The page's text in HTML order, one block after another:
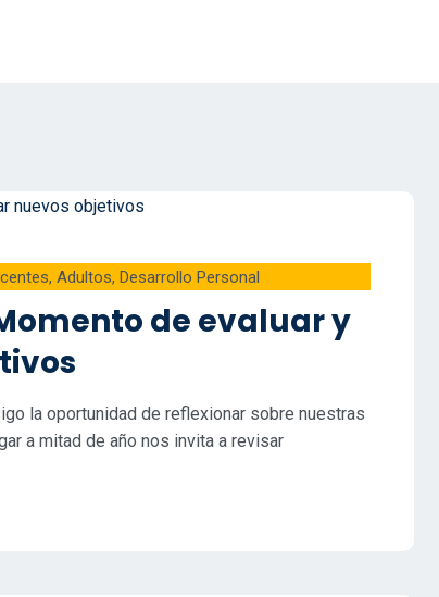
, Adultos, Desarrollo Personal
de evaluar y
la oportunidad de reflexionar sobre nuestras
a mitad de año nos invita a revisar